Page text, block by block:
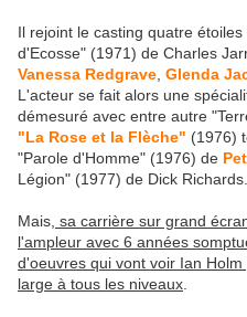
Il rejoint le casting quatre
d'Ecosse" (1971) de Charles
Vanessa Redgrave Glenda
L'acteur se fait alors une
démesuré avec entre autre
"La Rose et la Flèche" (1976)
"Parole d'Homme" (1976) de
Légion" (1977) de Dick Richards.
Mais, sa carrière sur grand
l'ampleur avec 6 années
d'oeuvres qui vont voir Ian
large à tous les niveaux